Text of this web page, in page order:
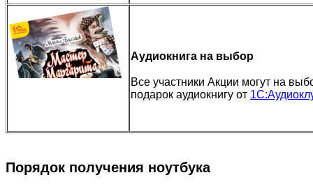
Аудиокнига на выбор
Все участники Акции могут на
подарок аудиокнигу от
Порядок получения ноутбука